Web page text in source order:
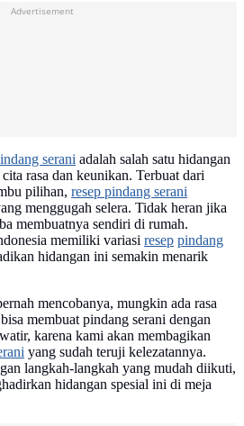
serani adalah salah satu hidangan
rasa dan keunikan. Terbuat dari
pilihan, resep pindang serani
menggugah selera. Tidak heran jika
membuatnya sendiri di rumah.
memiliki variasi resep pindang
hidangan ini semakin menarik
mencobanya, mungkin ada rasa
membuat pindang serani dengan
karena kami akan membagikan
yang sudah teruji kelezatannya.
langkah-langkah yang mudah diikuti,
hidangan spesial ini di meja